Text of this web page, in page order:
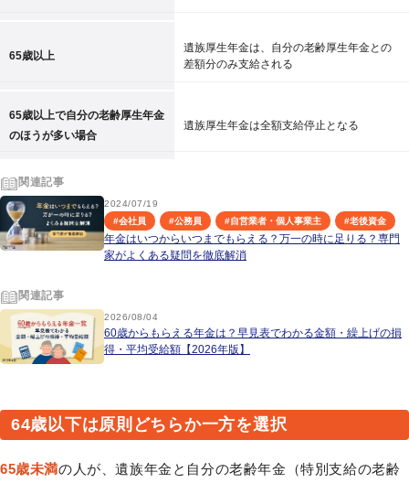
65歳以上
遺族厚生年金は、自分の老齢厚生年金との
差額分のみ支給される
65歳以上で自分の老齢厚生年金
のほうが多い場合
遺族厚生年金は全額支給停止となる
関連記事
2024/07/19
#会社員 #公務員 #自営業者・個人事業主 #老後資金
年金はいつからいつまでもらえる？万一の時に足りる？専門
家がよくある疑問を徹底解消
関連記事
2026/08/04
60歳からもらえる年金は？早見表でわかる金額・繰上げの損
得・平均受給額【2026年版】
64歳以下は原則どちらか一方を選択
65歳未満の人が、遺族年金と自分の老齢年金（特別支給の老齢